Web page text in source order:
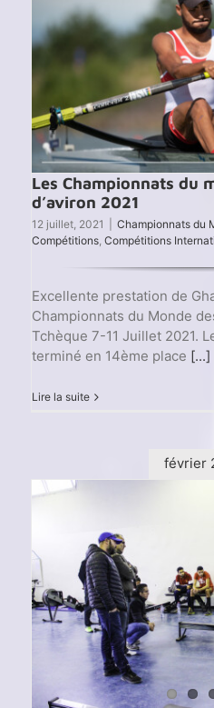
Les Championnats du
d’aviron 2021
12 juillet, 2021 Championnats du
Compétitions, Compétitions
Excellente prestation de
Championnats du Monde
Tchèque 7-11 Juillet 2021.
terminé en 14ème place [...]
Lire la suite
février